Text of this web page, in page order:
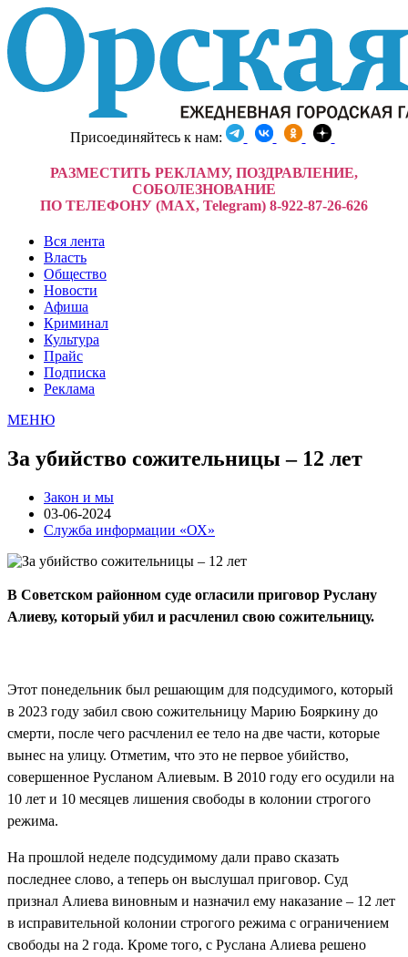
Присоединяйтесь к нам:
РАЗМЕСТИТЬ РЕКЛАМУ, ПОЗДРАВЛЕНИЕ,
СОБОЛЕЗНОВАНИЕ
ПО ТЕЛЕФОНУ (MAX, Telegram) 8-922-87-26-626
Вся лента
Власть
Общество
Новости
Афиша
Криминал
Культура
Прайс
Подписка
Реклама
МЕНЮ
За убийство сожительницы – 12 лет
Закон и мы
03-06-2024
Служба информации «ОХ»
В Советском районном суде огласили приговор Руслану
Алиеву, который убил и расчленил свою сожительницу.
Этот понедельник был решающим для подсудимого, который
в 2023 году забил свою сожительницу Марию Бояркину до
смерти, после чего расчленил ее тело на две части, которые
вынес на улицу. Отметим, что это не первое убийство,
совершенное Русланом Алиевым. В 2010 году его осудили на
10 лет и 10 месяцев лишения свободы в колонии строгого
режима.
На прошлой неделе подсудимому дали право сказать
последнее слово, а теперь он выслушал приговор. Суд
признал Алиева виновным и назначил ему наказание – 12 лет
в исправительной колонии строгого режима с ограничением
свободы на 2 года. Кроме того, с Руслана Алиева решено